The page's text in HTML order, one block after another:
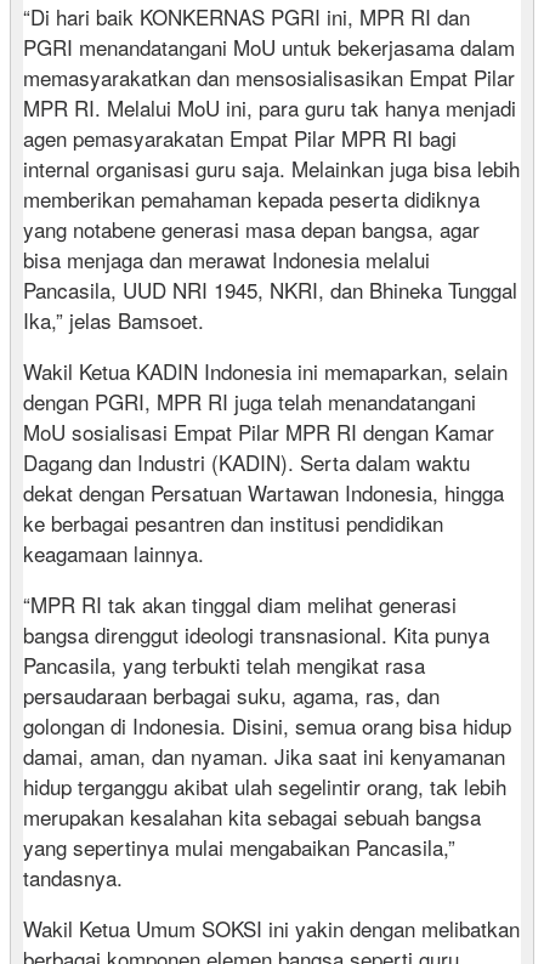
“Di hari baik KONKERNAS PGRI ini, MPR RI dan
PGRI menandatangani MoU untuk bekerjasama dalam
memasyarakatkan dan mensosialisasikan Empat Pilar
MPR RI. Melalui MoU ini, para guru tak hanya menjadi
agen pemasyarakatan Empat Pilar MPR RI bagi
internal organisasi guru saja. Melainkan juga bisa lebih
memberikan pemahaman kepada peserta didiknya
yang notabene generasi masa depan bangsa, agar
bisa menjaga dan merawat Indonesia melalui
Pancasila, UUD NRI 1945, NKRI, dan Bhineka Tunggal
Ika,” jelas Bamsoet.
Wakil Ketua KADIN Indonesia ini memaparkan, selain
dengan PGRI, MPR RI juga telah menandatangani
MoU sosialisasi Empat Pilar MPR RI dengan Kamar
Dagang dan Industri (KADIN). Serta dalam waktu
dekat dengan Persatuan Wartawan Indonesia, hingga
ke berbagai pesantren dan institusi pendidikan
keagamaan lainnya.
“MPR RI tak akan tinggal diam melihat generasi
bangsa direnggut ideologi transnasional. Kita punya
Pancasila, yang terbukti telah mengikat rasa
persaudaraan berbagai suku, agama, ras, dan
golongan di Indonesia. Disini, semua orang bisa hidup
damai, aman, dan nyaman. Jika saat ini kenyamanan
hidup terganggu akibat ulah segelintir orang, tak lebih
merupakan kesalahan kita sebagai sebuah bangsa
yang sepertinya mulai mengabaikan Pancasila,”
tandasnya.
Wakil Ketua Umum SOKSI ini yakin dengan melibatkan